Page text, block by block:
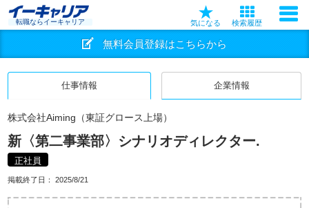
転職ならイーキャリア 気になる 検索履歴
無料会員登録はこちらから
仕事情報 企業情報
株式会社Aiming（東証グロース上場）
新〈第二事業部〉シナリオディレクター.
正社員
掲載終了日： 2025/8/21